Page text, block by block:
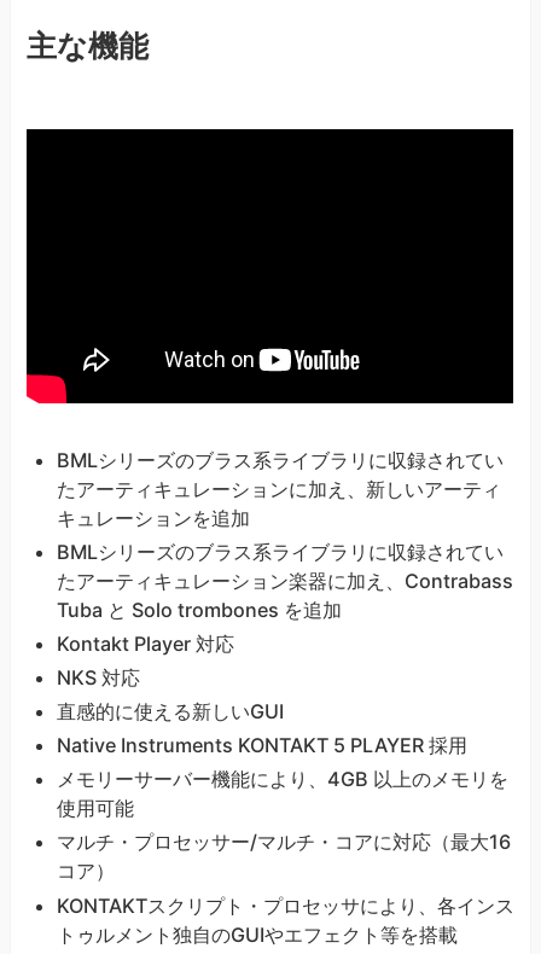
主な機能
BMLシリーズのブラス系ライブラリに収録されてい
たアーティキュレーションに加え、新しいアーティ
キュレーションを追加
BMLシリーズのブラス系ライブラリに収録されてい
たアーティキュレーション楽器に加え、Contrabass
Tuba と Solo trombones を追加
Kontakt Player 対応
NKS 対応
直感的に使える新しいGUI
Native Instruments KONTAKT 5 PLAYER 採用
メモリーサーバー機能により、4GB 以上のメモリを
使用可能
マルチ・プロセッサー/マルチ・コアに対応（最大16
コア）
KONTAKTスクリプト・プロセッサにより、各インス
トゥルメント独自のGUIやエフェクト等を搭載